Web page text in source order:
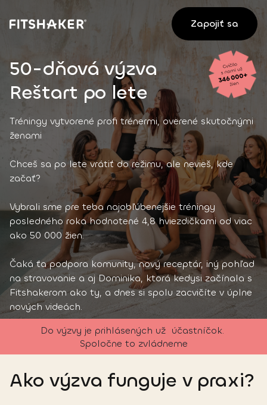
Zapojiť sa
50-dňová výzva
Reštart po lete
Tréningy vytvorené profi trénermi, overené skutočnými
ženami
Chceš sa po lete vrátiť do režimu, ale nevieš, kde
začať?
Vybrali sme pre teba najobľúbenejšie tréningy
posledného roka hodnotené 4,8 hviezdičkami od viac
ako 50 000 žien.
Čaká ťa podpora komunity, nový receptár, iný pohľad
na stravovanie a aj Dominika, ktorá kedysi začínala s
Fitshakerom ako ty, a dnes si spolu zacvičíte v úplne
nových videách.
Do výzvy je prihlásených už účastníčok.
Spoločne to zvládneme
Ako výzva funguje v praxi?